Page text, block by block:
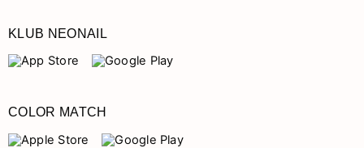
KLUB NEONAIL
COLOR MATCH